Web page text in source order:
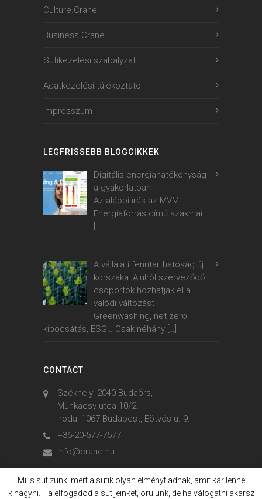
Culture.Crane
Business.Crane
Sütikezelési szabalyzat
Adatkezelési tájékoztató
Impresszum
LEGFRISSEBB BLOGCIKKEK
Digitális energiahatékonyság
a gyakorlatban
Az alábbi írás az MVM
Energiaforrás című szakmai
A vállalati fenntarthatóság új
korszaka: Alulról szerveződő
csoportok hozhatják el a
valódi változást
Greenwashing, net zero
kibocsátás, ESG… Csak néhány […]
CONTACT
Székhely: 2040 Budaörs,
Munkácsy utca 10/2.
Iroda: 1067 Budapest, Eötvös u. 9.
+36-20-577-7577
info@crane.hu
Mi is sütizünk, mert a sütik olyan élményt adnak, amit kár lenne
kihagyni. Ha elfogadod a sütijeinket, örülünk, de ha válogatni akarsz